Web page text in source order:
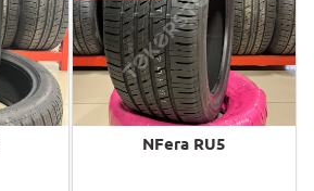
NFera RU5